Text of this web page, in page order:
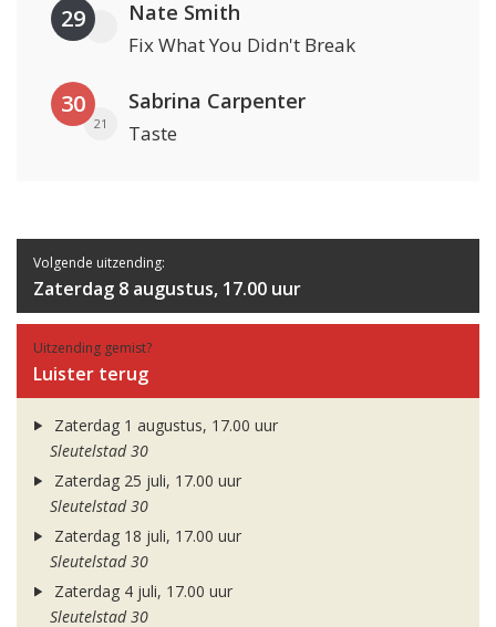
29 Nate Smith
Fix What You Didn't Break
30
21
Sabrina Carpenter
Taste
Volgende uitzending:
Zaterdag 8 augustus, 17.00 uur
Uitzending gemist?
Luister terug
Zaterdag 1 augustus, 17.00 uur
Sleutelstad 30
Zaterdag 25 juli, 17.00 uur
Sleutelstad 30
Zaterdag 18 juli, 17.00 uur
Sleutelstad 30
Zaterdag 4 juli, 17.00 uur
Sleutelstad 30